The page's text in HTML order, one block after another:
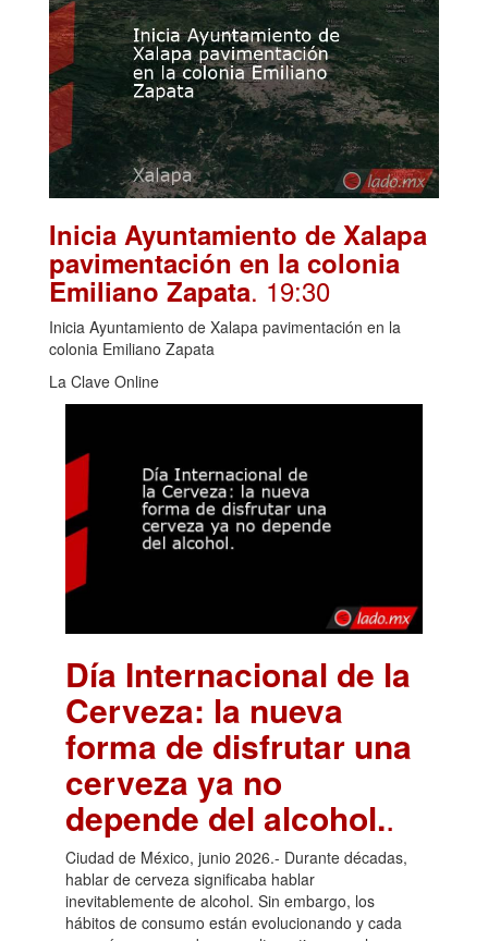
Inicia Ayuntamiento de Xalapa
pavimentación en la colonia
Emiliano Zapata. 19:30
Inicia Ayuntamiento de Xalapa pavimentación en la
colonia Emiliano Zapata
La Clave Online
Día Internacional de la
Cerveza: la nueva
forma de disfrutar una
cerveza ya no
depende del alcohol..
Ciudad de México, junio 2026.- Durante décadas,
hablar de cerveza significaba hablar
inevitablemente de alcohol. Sin embargo, los
hábitos de consumo están evolucionando y cada